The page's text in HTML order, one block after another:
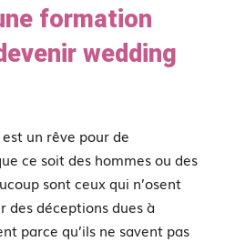
formation
wedding
un rêve pour de
ce soit des hommes ou des
sont ceux qui n’osent
des déceptions dues à
parce qu’ils ne savent pas